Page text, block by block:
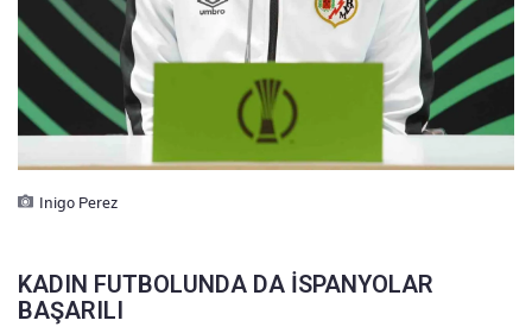
Inigo Perez
KADIN FUTBOLUNDA DA İSPANYOLAR
BAŞARILI